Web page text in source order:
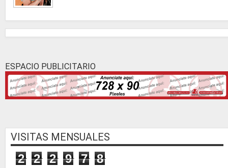
ESPACIO PUBLICITARIO
VISITAS MENSUALES
2 2 2 9 7 8